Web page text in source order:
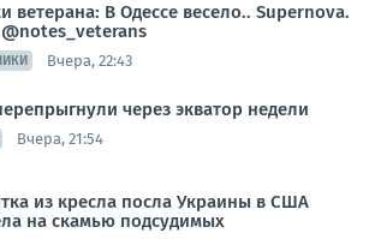
ветерана: В Одессе весело.. Supernova.
Вчера, 22:43
через экватор недели
Вчера, 21:54
из кресла посла Украины в США
на скамью подсудимых